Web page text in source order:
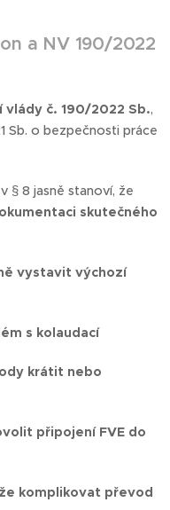
a NV 190/2022
vlády č. 190/2022 Sb.,
Sb. o bezpečnosti práce
§ 8 jasně stanoví, že
skutečného
vystavit výchozí
s kolaudací
krátit nebo
připojení FVE do
komplikovat převod